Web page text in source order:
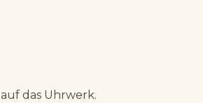
das Uhrwerk.